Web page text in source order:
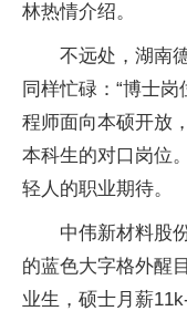
林热情介绍。
不远处，湖南
同样忙碌：“博士
程师面向本硕开放
本科生的对口岗位
轻人的职业期待。
中伟新材料股
的蓝色大字格外醒
业生，硕士月薪